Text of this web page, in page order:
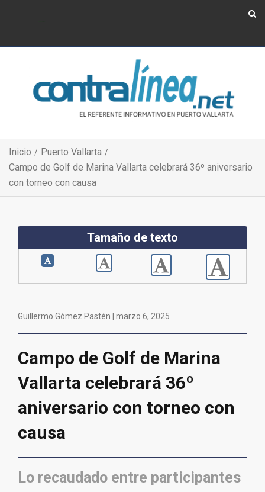
Inicio
Puerto Vallarta
Campo de Golf de Marina Vallarta celebrará 36º aniversario
con torneo con causa
Tamaño de texto
Guillermo Gómez Pastén | marzo 6, 2025
Campo de Golf de Marina
Vallarta celebrará 36º
aniversario con torneo con
causa
Lo recaudado entre participantes